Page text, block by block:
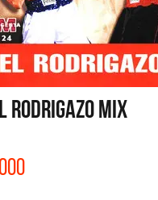
RODRIGAZO MIX